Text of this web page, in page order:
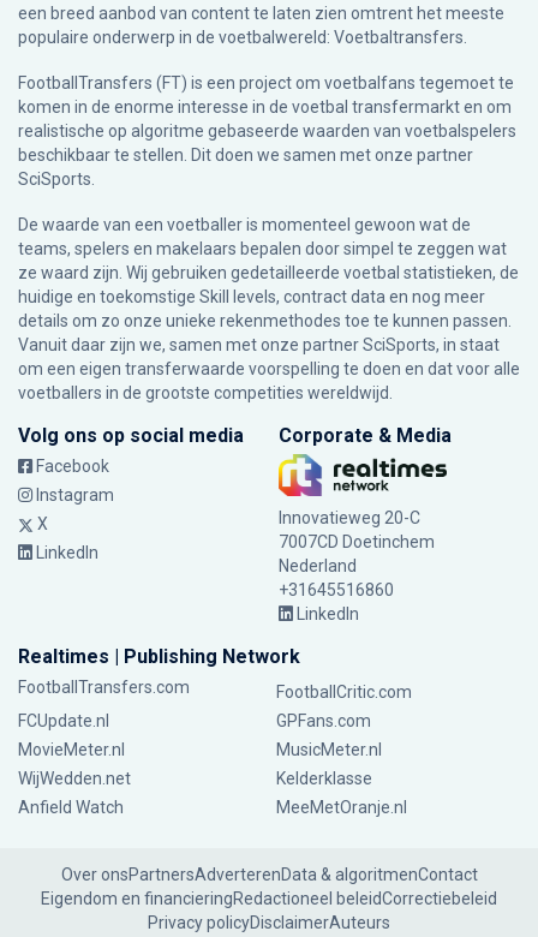
een breed aanbod van content te laten zien omtrent het meeste
populaire onderwerp in de voetbalwereld: Voetbaltransfers.
FootballTransfers (FT) is een project om voetbalfans tegemoet te
komen in de enorme interesse in de voetbal transfermarkt en om
realistische op algoritme gebaseerde waarden van voetbalspelers
beschikbaar te stellen. Dit doen we samen met onze partner
SciSports
De waarde van een voetballer is momenteel gewoon wat de
teams, spelers en makelaars bepalen door simpel te zeggen wat
ze waard zijn. Wij gebruiken gedetailleerde voetbal statistieken, de
huidige en toekomstige Skill levels, contract data en nog meer
details om zo onze unieke rekenmethodes toe te kunnen passen.
Vanuit daar zijn we, samen met onze partner SciSports, in staat
om een eigen transferwaarde voorspelling te doen en dat voor alle
voetballers in de grootste competities wereldwijd.
Volg ons op social media
Facebook
Instagram
X
LinkedIn
Corporate & Media
Innovatieweg 20-C
7007CD Doetinchem
Nederland
+31645516860
LinkedIn
Realtimes | Publishing Network
FootballTransfers.com
FootballCritic.com
FCUpdate.nl
GPFans.com
MovieMeter.nl
MusicMeter.nl
WijWedden.net
Kelderklasse
Anfield Watch
MeeMetOranje.nl
Over onsPartnersAdverterenData & algoritmenContact
Eigendom en financieringRedactioneel beleidCorrectiebeleid
Privacy policyDisclaimerAuteurs